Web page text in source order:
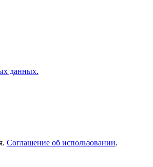
данных.
Соглашение об использовании.